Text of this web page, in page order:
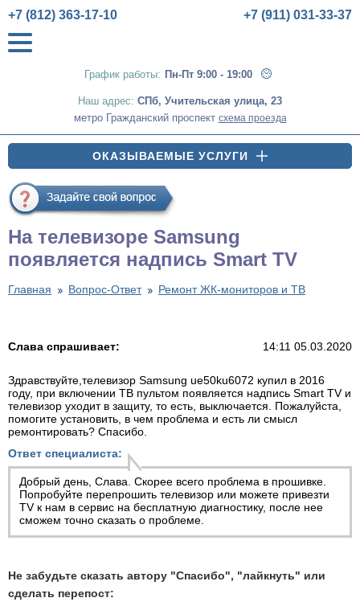
График работы: Пн-Пт 9:00 - 19:00
+7 (812) 363-17-10 +7 (911) 031-33-37
Наш адрес: СПб, Учительская улица, 23
метро Гражданский проспект схема проезда
ОКАЗЫВАЕМЫЕ УСЛУГИ
На телевизоре Samsung
появляется надпись Smart TV
Главная Вопрос-Ответ Ремонт ЖК-мониторов и ТВ
Слава спрашивает: 14:11 05.03.2020
Здравствуйте,телевизор Samsung ue50ku6072 купил в 2016
году, при включении ТВ пультом появляется надпись Smart TV и
телевизор уходит в защиту, то есть, выключается. Пожалуйста,
помогите установить, в чем проблема и есть ли смысл
ремонтировать? Спасибо.
Ответ специалиста:
Добрый день, Слава. Скорее всего проблема в прошивке.
Попробуйте перепрошить телевизор или можете привезти
TV к нам в сервис на бесплатную диагностику, после нее
сможем точно сказать о проблеме.
Не забудьте сказать автору "Спасибо", "лайкнуть" или
сделать перепост: